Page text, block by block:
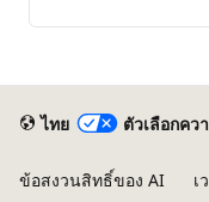
ไทย ตัวเลือกค
ข้อสงวนสิทธิ์ของ AI เ